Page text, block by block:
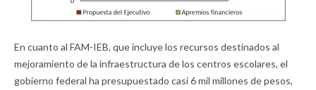
En cuanto al FAM-IEB, que incluye los recursos destinados al
mejoramiento de la infraestructura de los centros escolares, el
gobierno federal ha presupuestado casi 6 mil millones de pesos,